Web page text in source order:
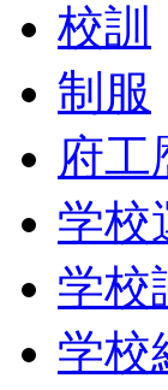
校訓
制服
府工
学校
学校
学校